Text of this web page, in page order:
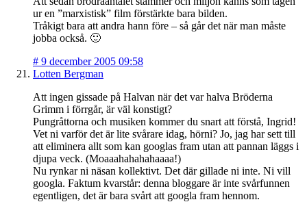
ur en ”marxistisk” film förstärkte bara bilden.
Tråkigt bara att andra hann före – så går det när man måste
jobba också. 🙂
# 9 december 2005 09:58
Lotten Bergman
Att ingen gissade på Halvan när det var halva Bröderna
Grimm i förrgår, är väl konstigt?
Pungråttorna och musiken kommer du snart att förstå, Ingrid!
Vet ni varför det är lite svårare idag, hörni? Jo, jag har sett till
att eliminera allt som kan googlas fram utan att pannan läggs i
djupa veck. (Moaaahahahahaaaa!)
Nu rynkar ni näsan kollektivt. Det där gillade ni inte. Ni vill
googla. Faktum kvarstår: denna bloggare är inte svårfunnen
egentligen, det är bara svårt att googla fram hennom.